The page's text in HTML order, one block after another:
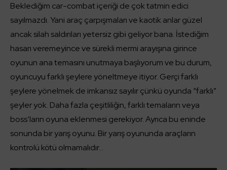
Beklediğim car-combat içeriği de çok tatmin edici
sayılmazdı. Yani araç çarpışmaları ve kaotik anlar güzel
ancak silah saldırıları yetersiz gibi geliyor bana. İstediğim
hasarı veremeyince ve sürekli mermi arayışına girince
oyunun ana temasını unutmaya başlıyorum ve bu durum,
oyuncuyu farklı şeylere yöneltmeye itiyor. Gerçi farklı
şeylere yönelmek de imkansız sayılır çünkü oyunda “farklı”
şeyler yok. Daha fazla çeşitliliğin, farklı temaların veya
boss’ların oyuna eklenmesi gerekiyor. Ayrıca bu eninde
sonunda bir yarış oyunu. Bir yarış oyununda araçların
kontrolü kötü olmamalıdır…